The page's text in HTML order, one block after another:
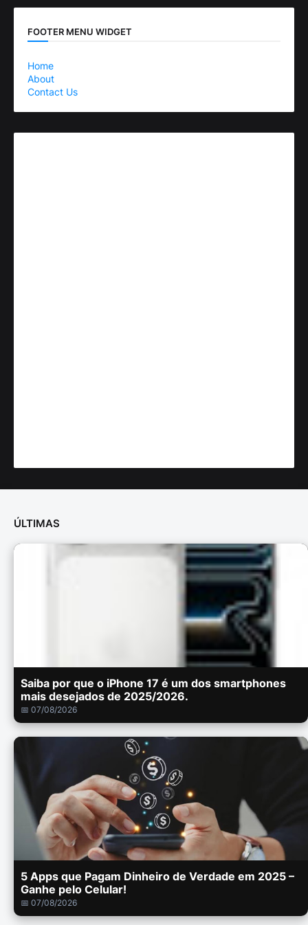
FOOTER MENU WIDGET
Home
About
Contact Us
ÚLTIMAS
Saiba por que o iPhone 17 é um dos smartphones
mais desejados de 2025/2026.
📅 07/08/2026
5 Apps que Pagam Dinheiro de Verdade em 2025 –
Ganhe pelo Celular!
📅 07/08/2026